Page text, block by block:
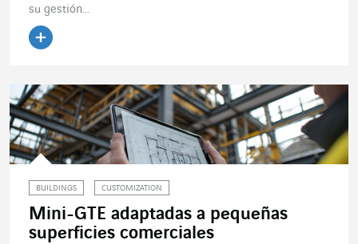
su gestión...
BUILDINGS CUSTOMIZATION
Mini-GTE adaptadas a pequeñas
superficies comerciales